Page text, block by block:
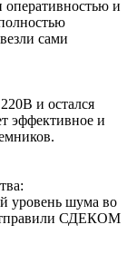
оперативностью и
сами
и остался
эффективное и
шума во
СДЕКОМ